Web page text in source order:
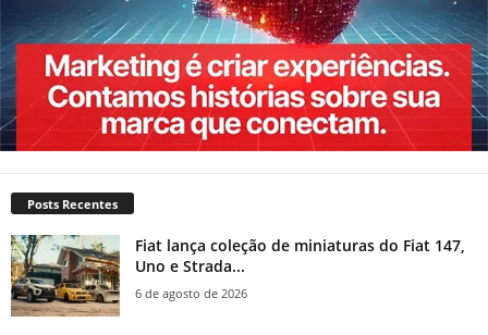
Posts Recentes
Fiat lança coleção de miniaturas do Fiat 147,
Uno e Strada...
6 de agosto de 2026